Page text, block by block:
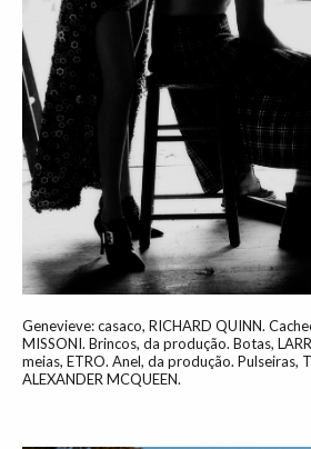
Genevieve: casaco, RICHARD QUINN.
MISSONI. Brincos, da produção. Botas,
meias, ETRO. Anel, da produção. Pulseiras,
ALEXANDER MCQUEEN.